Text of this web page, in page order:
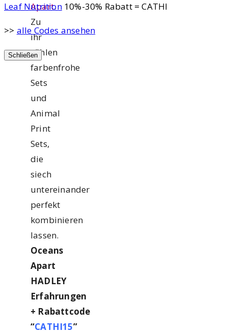
Apart.
Zu
ihr
zählen
farbenfrohe
Sets
und
Animal
Print
Sets,
die
siech
untereinander
perfekt
kombinieren
lassen.
Oceans
Apart
HADLEY
Erfahrungen
+ Rabattcode
“CATHI15”
Leaf Nutrition10%-30% Rabatt = CATHI
>> alle Codes ansehen
Schließen